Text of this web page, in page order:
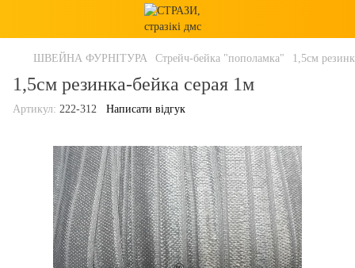
ШВЕЙНА ФУРНІТУРА Стрейч-бейка "пополамка" 1,5см
1,5см резинка-бейка серая 1м
Артикул: 222-312 Написати відгук